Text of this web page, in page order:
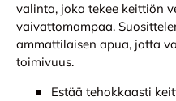
valinta, joka tekee keittiön
vaivattomampaa.
ammattilaisen apua, jotta
toimivuus.
Estää tehokkaasti